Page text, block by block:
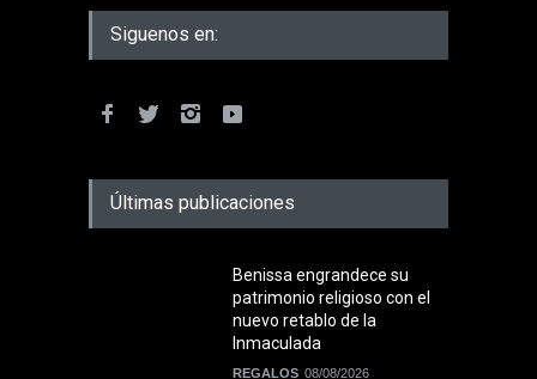
Siguenos en:
Últimas publicaciones
Benissa engrandece su
patrimonio religioso con el
nuevo retablo de la
Inmaculada
REGALOS 08/08/2026